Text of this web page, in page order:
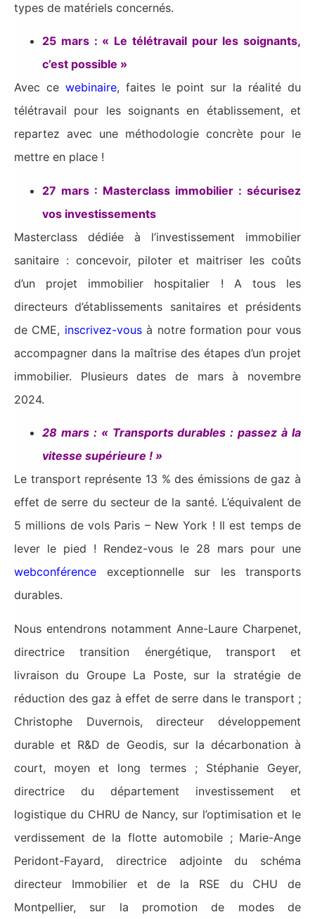
types de matériels concernés.
25 mars : « Le télétravail pour les soignants,
c’est possible »
Avec ce webinaire, faites le point sur la réalité du
télétravail pour les soignants en établissement, et
repartez avec une méthodologie concrète pour le
mettre en place !
27 mars : Masterclass immobilier : sécurisez
vos investissements
Masterclass dédiée à l’investissement immobilier
sanitaire : concevoir, piloter et maitriser les coûts
d’un projet immobilier hospitalier ! A tous les
directeurs d’établissements sanitaires et présidents
de CME, inscrivez-vousà notre formation pour vous
accompagner dans la maîtrise des étapes d’un projet
immobilier. Plusieurs dates de mars à novembre
2024.
28 mars : « Transports durables : passez à la
vitesse supérieure ! »
Le transport représente 13 % des émissions de gaz à
effet de serre du secteur de la santé. L’équivalent de
5 millions de vols Paris – New York ! Il est temps de
lever le pied ! Rendez-vous le 28 mars pour une
webconférence exceptionnelle sur les transports
durables.
Nous entendrons notamment Anne-Laure Charpenet,
directrice transition énergétique, transport et
livraison du Groupe La Poste, sur la stratégie de
réduction des gaz à effet de serre dans le transport ;
Christophe Duvernois, directeur développement
durable et R&D de Geodis, sur la décarbonation à
court, moyen et long termes ; Stéphanie Geyer,
directrice du département investissement et
logistique du CHRU de Nancy, sur l’optimisation et le
verdissement de la flotte automobile ; Marie-Ange
Peridont-Fayard, directrice adjointe du schéma
directeur Immobilier et de la RSE du CHU de
Montpellier, sur la promotion de modes de